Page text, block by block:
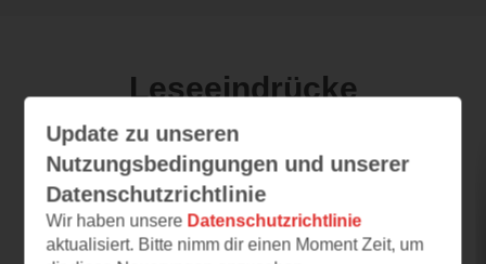
Leseeindrücke
Das große Spiel
08.09.2024 – 21:15
Vielversprechend!
Update zu unseren
Nutzungsbedingungen und unserer
Datenschutzrichtlinie
Wir haben unsere Datenschutzrichtlinie
aktualisiert. Bitte nimm dir einen Moment Zeit, um